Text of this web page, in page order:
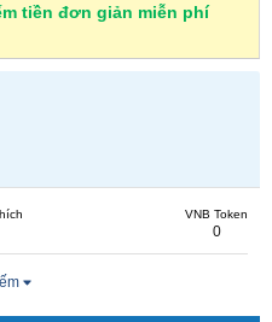
tiền đơn giản miễn phí
VNB Token
0